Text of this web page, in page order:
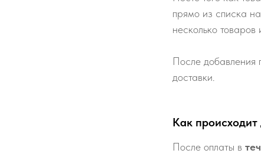
прямо из списка
несколько товаров
После добавления
доставки.
Как происходит
После оплаты в